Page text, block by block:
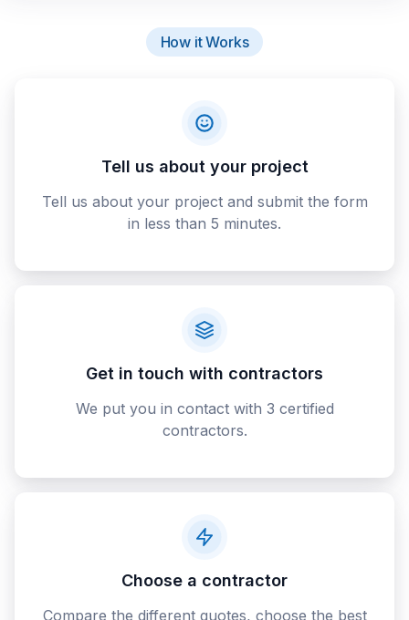
How it Works
Tell us about your project
Tell us about your project and submit the form
in less than 5 minutes.
Get in touch with contractors
We put you in contact with 3 certified
contractors.
Choose a contractor
Compare the different quotes, choose the best